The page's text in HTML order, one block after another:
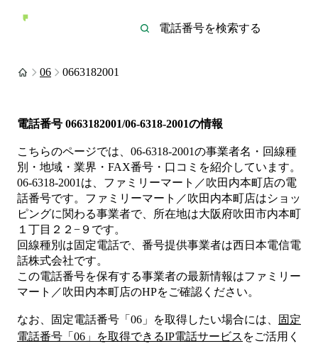
06 0663182001
電話番号 0663182001/06-6318-2001の情報
こちらのページでは、 06-6318-2001の事業者名・回線種
別・地域・業界・FAX番号・口コミを紹介しています。
06-6318-2001 は、 ファミリーマート／吹田内本町店の電
話番号です。 ファミリーマート／吹田内本町店はショッ
ピングに関わる事業者で、所在地は大阪府吹田市内本町
１丁目２２−９ です。
回線種別は固定電話で、番号提供事業者は西日本電信電
話株式会社です。
この電話番号を保有する事業者の最新情報はファミリー
マート／吹田内本町店のHPをご確認ください。
なお、固定電話番号「 06 」を取得したい場合には、
固定
電話番号「 06 」を取得できるIP電話サービス をご活用く